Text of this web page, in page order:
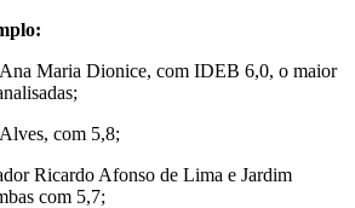
Maria Dionice, com IDEB 6,0, o maior
com 5,8;
Ricardo Afonso de Lima e Jardim
com 5,7;